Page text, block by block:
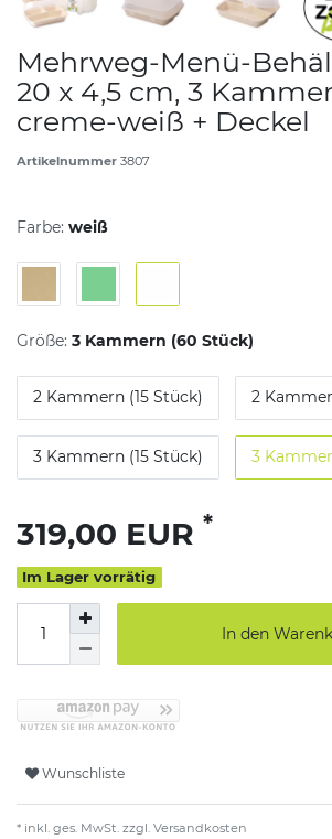
Mehrweg-Menü-
20 x 4,5 cm, 3
creme-weiß + Deckel
Artikelnummer 3807
Farbe: weiß
Größe: 3 Kammern (60 Stück)
2 Kammern (15 Stück) 2
3 Kammern (15 Stück) 3
319,00 EUR *
Im Lager vorrätig
In den
Wunschliste
* inkl. ges. MwSt. zzgl. Versandkosten